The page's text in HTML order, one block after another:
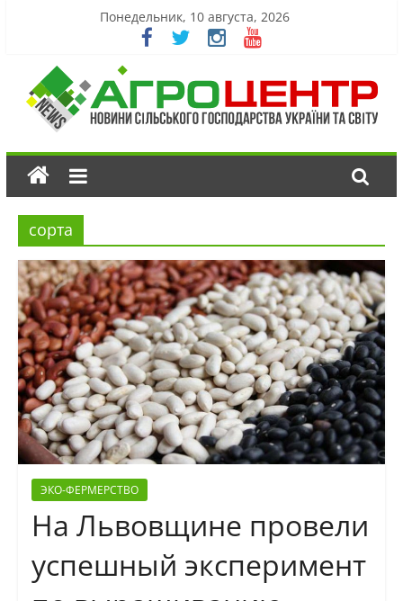
Понедельник, 10 августа, 2026
сорта
ЭКО-ФЕРМЕРСТВО
На Львовщине провели
успешный эксперимент